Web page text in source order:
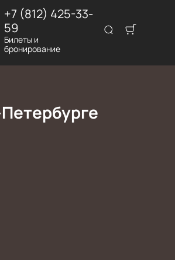
+7 (812) 425-33-
59
Билеты и
бронирование